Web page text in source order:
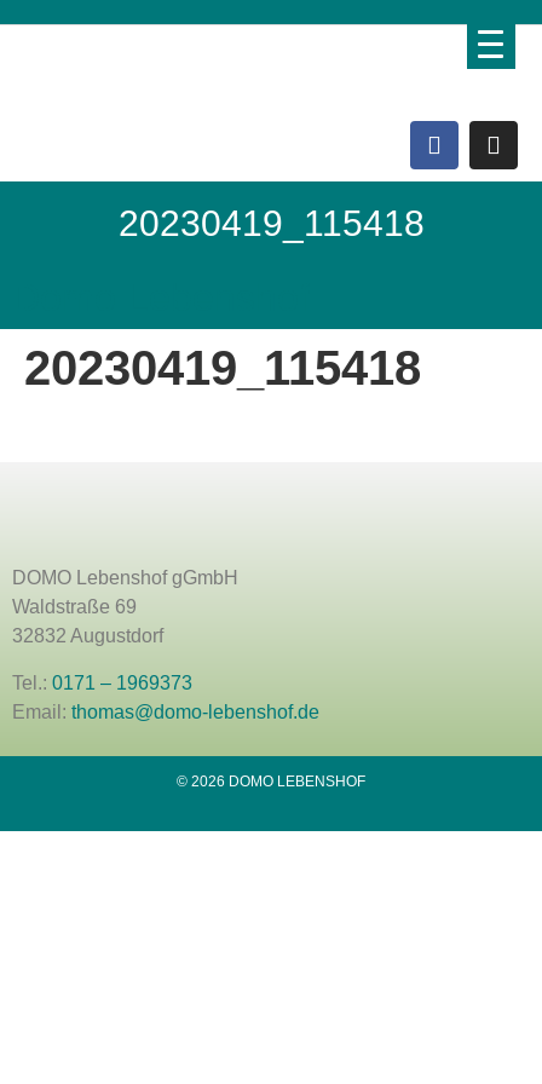
20230419_115418
20230419_115418
DOMO Lebenshof gGmbH
Waldstraße 69
32832 Augustdorf
Tel.: 0171 – 1969373
Email: thomas@domo-lebenshof.de
© 2026 DOMO LEBENSHOF